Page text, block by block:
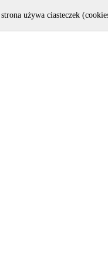
używa ciasteczek